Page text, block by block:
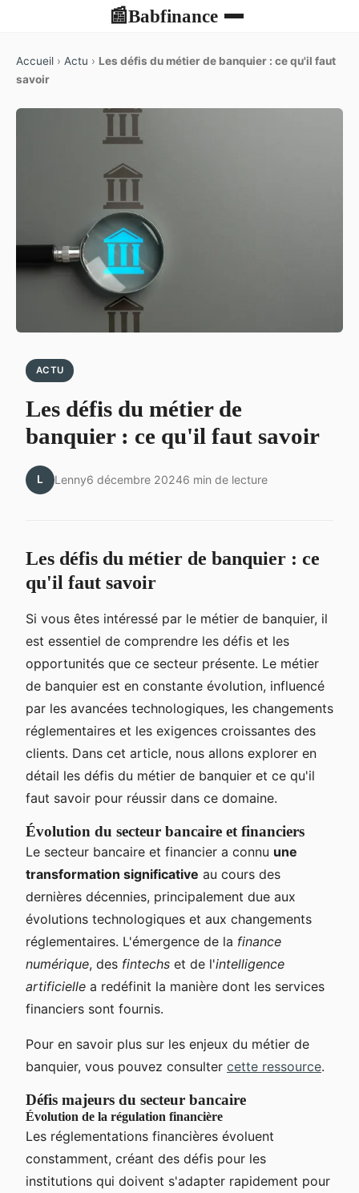
📰Babfinance
Accueil › Actu › Les défis du métier de banquier : ce qu'il faut
savoir
ACTU
Les défis du métier de
banquier : ce qu'il faut savoir
L Lenny6 décembre 20246 min de lecture
Les défis du métier de banquier : ce
qu'il faut savoir
Si vous êtes intéressé par le métier de banquier, il
est essentiel de comprendre les défis et les
opportunités que ce secteur présente. Le métier
de banquier est en constante évolution, influencé
par les avancées technologiques, les changements
réglementaires et les exigences croissantes des
clients. Dans cet article, nous allons explorer en
détail les défis du métier de banquier et ce qu'il
faut savoir pour réussir dans ce domaine.
Évolution du secteur bancaire et financiers
Le secteur bancaire et financier a connu une
transformation significative au cours des
dernières décennies, principalement due aux
évolutions technologiques et aux changements
réglementaires. L'émergence de la finance
numérique, des fintechs et de l'intelligence
artificielle a redéfinit la manière dont les services
financiers sont fournis.
Pour en savoir plus sur les enjeux du métier de
banquier, vous pouvez consulter cette ressource.
Défis majeurs du secteur bancaire
Évolution de la régulation financière
Les réglementations financières évoluent
constamment, créant des défis pour les
institutions qui doivent s'adapter rapidement pour